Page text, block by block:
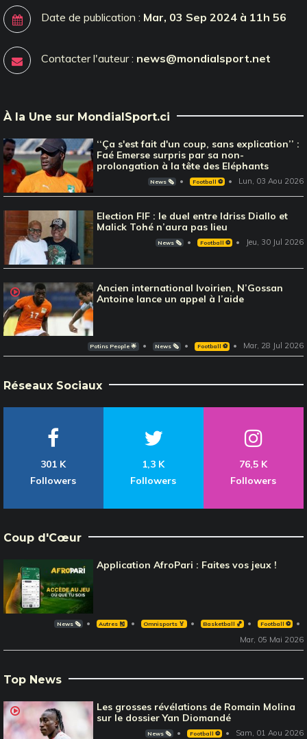
Date de publication : Mar, 03 Sep 2024 à 11h 56
Contacter l'auteur : news@mondialsport.net
À la Une sur MondialSport.ci
‘‘Ça s'est fait d'un coup, sans explication’’ :
Faé Emerse surpris par sa non-
prolongation à la tête des Eléphants
News 🗞️ Football ⚽️ Lun, 03 Aou 2026
Election FIF : le duel entre Idriss Diallo et
Malick Tohé n’aura pas lieu
News 🗞️ Football ⚽️ Jeu, 30 Jul 2026
Ancien international Ivoirien, N’Gossan
Antoine lance un appel à l’aide
Potins People 🌟 News 🗞️ Football ⚽️ Mar, 28 Jul 2026
Réseaux Sociaux
301 K
Followers
1,3 K
Followers
76,5 K
Followers
Coup d'Cœur
Application AfroPari : Faites vos jeux !
News 🗞️ Autres 🎽 Omnisports 🏅 Basketball 🏀 Football ⚽️
Mar, 05 Mai 2026
Top News
Les grosses révélations de Romain Molina
sur le dossier Yan Diomandé
News 🗞️ Football ⚽️ Sam, 01 Aou 2026